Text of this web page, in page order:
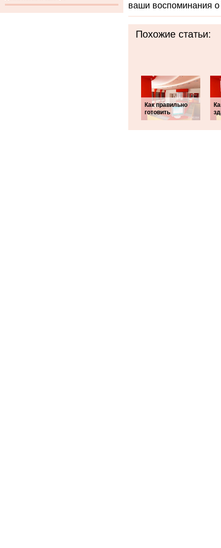
ваши воспоминания о
Похожие статьи:
Как правильно
готовить